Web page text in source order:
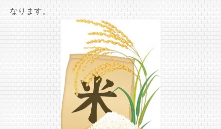
なります。